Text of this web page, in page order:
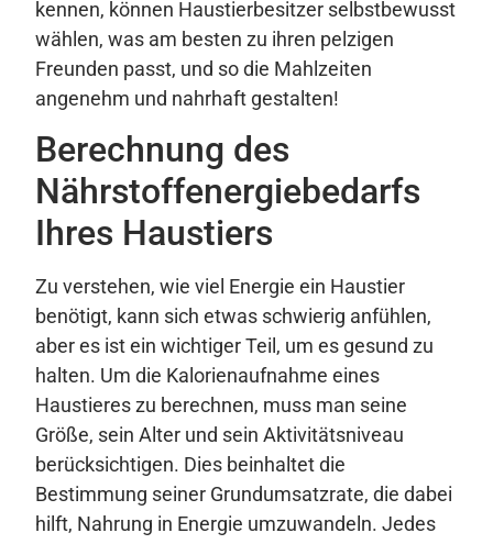
kennen, können Haustierbesitzer selbstbewusst
wählen, was am besten zu ihren pelzigen
Freunden passt, und so die Mahlzeiten
angenehm und nahrhaft gestalten!
Berechnung des
Nährstoffenergiebedarfs
Ihres Haustiers
Zu verstehen, wie viel Energie ein Haustier
benötigt, kann sich etwas schwierig anfühlen,
aber es ist ein wichtiger Teil, um es gesund zu
halten. Um die Kalorienaufnahme eines
Haustieres zu berechnen, muss man seine
Größe, sein Alter und sein Aktivitätsniveau
berücksichtigen. Dies beinhaltet die
Bestimmung seiner Grundumsatzrate, die dabei
hilft, Nahrung in Energie umzuwandeln. Jedes